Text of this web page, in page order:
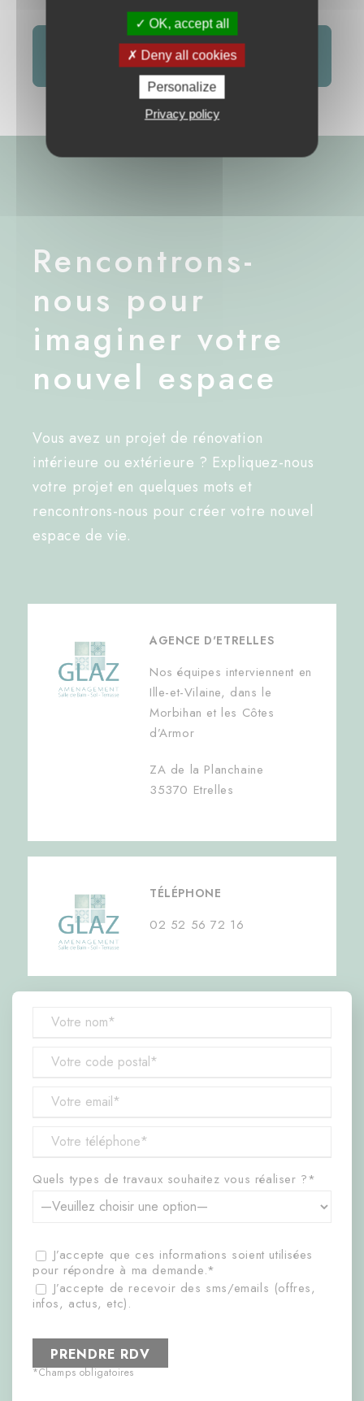
TRANSFORMEZ VOS IDÉES EN PROJET
CONCRET AVEC NOTRE ÉQUIPE
Rencontrons-
nous pour
imaginer votre
nouvel espace
Vous avez un projet de rénovation
intérieure ou extérieure ? Expliquez-nous
votre projet en quelques mots et
rencontrons-nous pour créer votre nouvel
espace de vie.
AGENCE D'ETRELLES
Nos équipes interviennent en
Ille-et-Vilaine, dans le
Morbihan et les Côtes
d’Armor
ZA de la Planchaine
35370 Etrelles
TÉLÉPHONE
02 52 56 72 16
Quels types de travaux souhaitez vous réaliser ?*
J’accepte que ces informations soient utilisées
pour répondre à ma demande.*
J’accepte de recevoir des sms/emails (offres,
infos, actus, etc).
*Champs obligatoires
OK, accept all
Deny all cookies
Personalize
Privacy policy